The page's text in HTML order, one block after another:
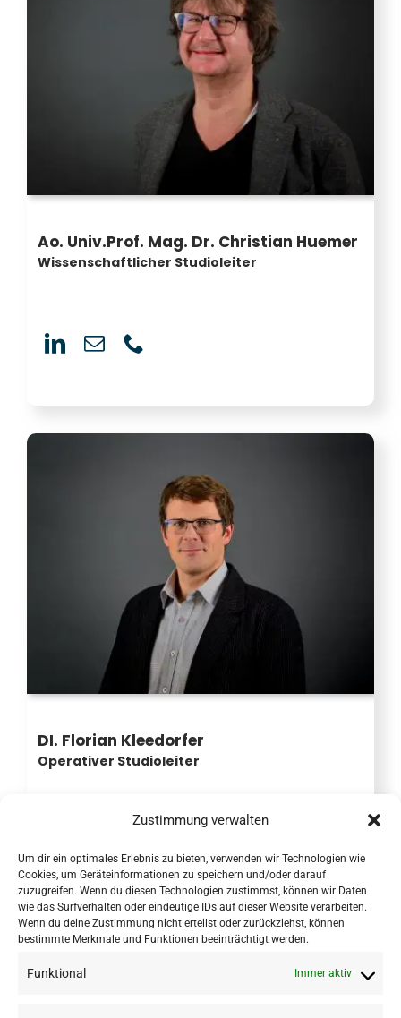
Zustimmung verwalten
Um dir ein optimales Erlebnis zu bieten, verwenden wir Technologien wie
Cookies, um Geräteinformationen zu speichern und/oder darauf
zuzugreifen. Wenn du diesen Technologien zustimmst, können wir Daten
wie das Surfverhalten oder eindeutige IDs auf dieser Website verarbeiten.
Wenn du deine Zustimmung nicht erteilst oder zurückziehst, können
bestimmte Merkmale und Funktionen beeinträchtigt werden.
Funktional Immer aktiv
Ao. Univ.Prof. Mag. Dr. Christian Huemer
Wissenschaftlicher Studioleiter
DI. Florian Kleedorfer
Operativer Studioleiter